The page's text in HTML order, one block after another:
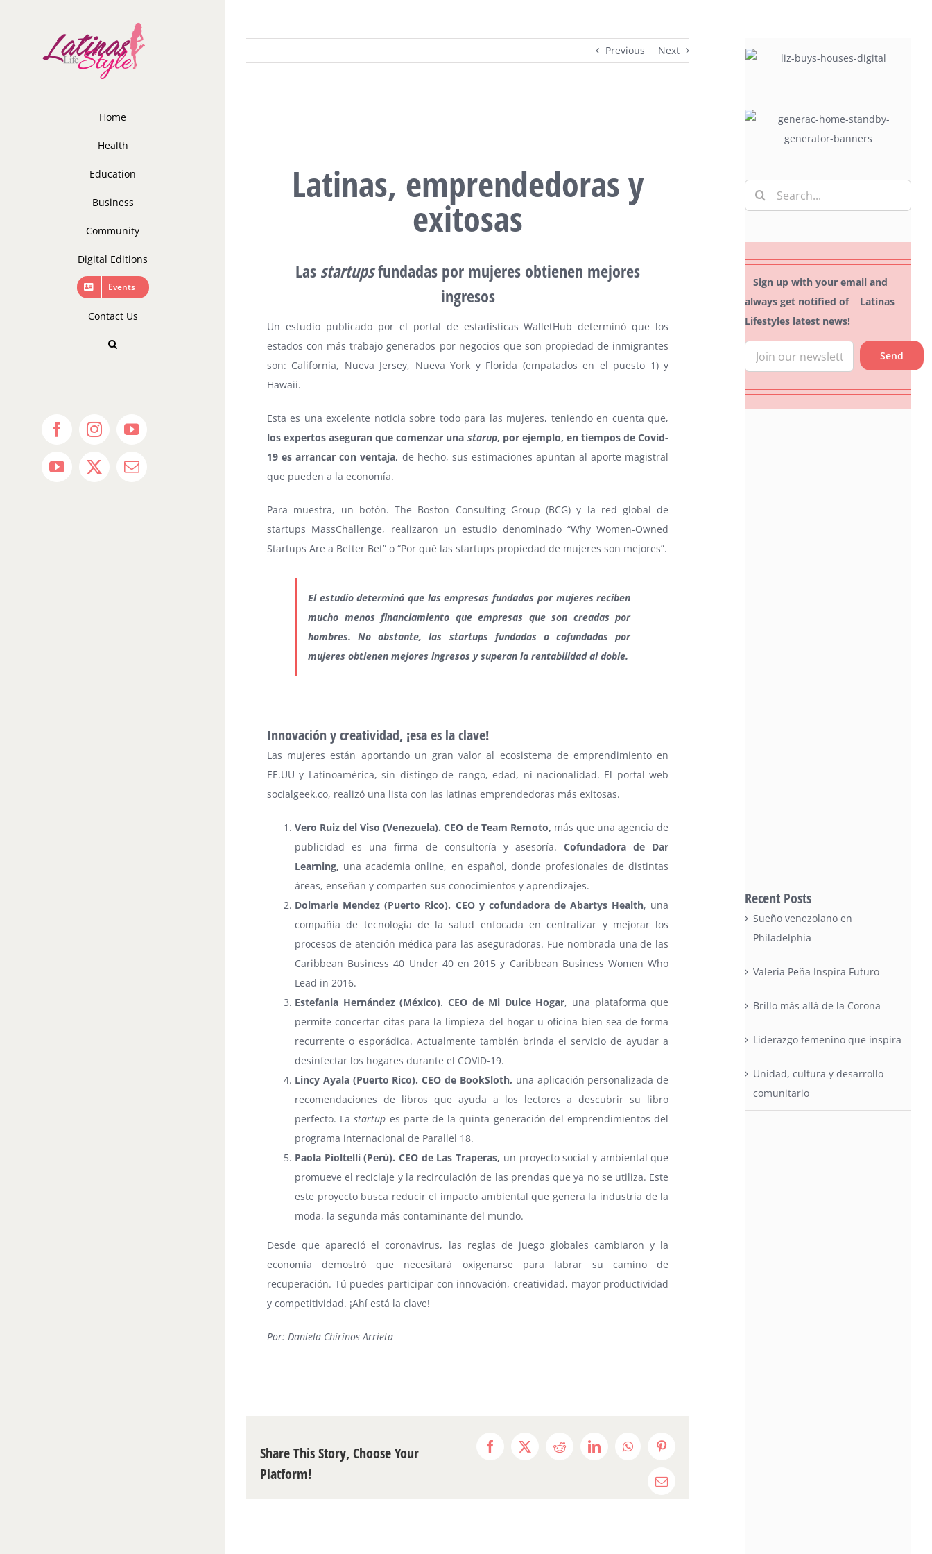
Home
Health
Education
Business
Community
Digital Editions
Events
Contact Us
FacebookInstagramYouTube
YouTube
X Email
Previous Next
Latinas, emprendedoras y
exitosas
Las startupsfundadas por mujeres obtienen mejores
ingresos
Un estudio publicado por el portal de estadísticas WalletHub determinó que los
estados con más trabajo generados por negocios que son propiedad de inmigrantes
son: California, Nueva Jersey, Nueva York y Florida (empatados en el puesto 1) y
Hawaii.
Esta es una excelente noticia sobre todo para las mujeres, teniendo en cuenta que,
los expertos aseguran que comenzar una starup, por ejemplo, en tiempos de Covid-
19 es arrancar con ventaja, de hecho, sus estimaciones apuntan al aporte magistral
que pueden a la economía.
Para muestra, un botón. The Boston Consulting Group (BCG) y la red global de
startups MassChallenge, realizaron un estudio denominado “Why Women-Owned
Startups Are a Better Bet” o “Por qué las startups propiedad de mujeres son mejores”.
El estudio determinó que las empresas fundadas por mujeres reciben
mucho menos financiamiento que empresas que son creadas por
hombres. No obstante, las startups fundadas o cofundadas por
mujeres obtienen mejores ingresos y superan la rentabilidad al doble.
Innovación y creatividad, ¡esa es la clave!
Las mujeres están aportando un gran valor al ecosistema de emprendimiento en
EE.UU y Latinoamérica, sin distingo de rango, edad, ni nacionalidad. El portal web
socialgeek.co, realizó una lista con las latinas emprendedoras más exitosas.
Vero Ruiz del Viso (Venezuela). CEO de Team Remoto, más que una agencia de
publicidad es una firma de consultoría y asesoría. Cofundadora de Dar
Learning, una academia online, en español, donde profesionales de distintas
áreas, enseñan y comparten sus conocimientos y aprendizajes.
Dolmarie Mendez (Puerto Rico). CEO y cofundadora de Abartys Health, una
compañía de tecnología de la salud enfocada en centralizar y mejorar los
procesos de atención médica para las aseguradoras. Fue nombrada una de las
Caribbean Business 40 Under 40 en 2015 y Caribbean Business Women Who
Lead in 2016.
Estefania Hernández (México). CEO de Mi Dulce Hogar, una plataforma que
permite concertar citas para la limpieza del hogar u oficina bien sea de forma
recurrente o esporádica. Actualmente también brinda el servicio de ayudar a
desinfectar los hogares durante el COVID-19.
Lincy Ayala (Puerto Rico). CEO de BookSloth, una aplicación personalizada de
recomendaciones de libros que ayuda a los lectores a descubrir su libro
perfecto. La startup es parte de la quinta generación del emprendimientos del
programa internacional de Parallel 18.
Paola Pioltelli (Perú). CEO de Las Traperas, un proyecto social y ambiental que
promueve el reciclaje y la recirculación de las prendas que ya no se utiliza. Este
este proyecto busca reducir el impacto ambiental que genera la industria de la
moda, la segunda más contaminante del mundo.
Desde que apareció el coronavirus, las reglas de juego globales cambiaron y la
economía demostró que necesitará oxigenarse para labrar su camino de
recuperación. Tú puedes participar con innovación, creatividad, mayor productividad
y competitividad. ¡Ahí está la clave!
Por: Daniela Chirinos Arrieta
Share This Story, Choose Your
Platform!
Facebook
X Reddit LinkedInWhatsAppPinterest
Email
Search
for:
Sign up with your email and
always get notified of Latinas
Lifestyles latest news!
Recent Posts
Sueño venezolano en
Philadelphia
Valeria Peña Inspira Futuro
Brillo más allá de la Corona
Liderazgo femenino que inspira
Unidad, cultura y desarrollo
comunitario